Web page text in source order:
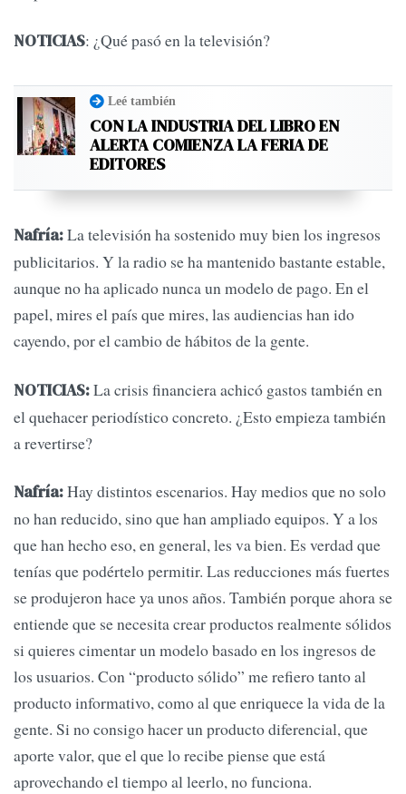
NOTICIAS: ¿Qué pasó en la televisión?
Leé también
CON LA INDUSTRIA DEL LIBRO EN
ALERTA COMIENZA LA FERIA DE
EDITORES
Nafría:La televisión ha sostenido muy bien los ingresos
publicitarios. Y la radio se ha mantenido bastante estable,
aunque no ha aplicado nunca un modelo de pago. En el
papel, mires el país que mires, las audiencias han ido
cayendo, por el cambio de hábitos de la gente.
NOTICIAS:La crisis financiera achicó gastos también en
el quehacer periodístico concreto. ¿Esto empieza también
a revertirse?
Nafría:Hay distintos escenarios. Hay medios que no solo
no han reducido, sino que han ampliado equipos. Y a los
que han hecho eso, en general, les va bien. Es verdad que
tenías que podértelo permitir. Las reducciones más fuertes
se produjeron hace ya unos años. También porque ahora se
entiende que se necesita crear productos realmente sólidos
si quieres cimentar un modelo basado en los ingresos de
los usuarios. Con “producto sólido” me refiero tanto al
producto informativo, como al que enriquece la vida de la
gente. Si no consigo hacer un producto diferencial, que
aporte valor, que el que lo recibe piense que está
aprovechando el tiempo al leerlo, no funciona.